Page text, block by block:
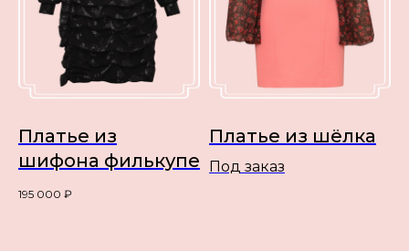
Платье из
шифона филькупе
195 000 ₽
Платье из шёлка
Под заказ